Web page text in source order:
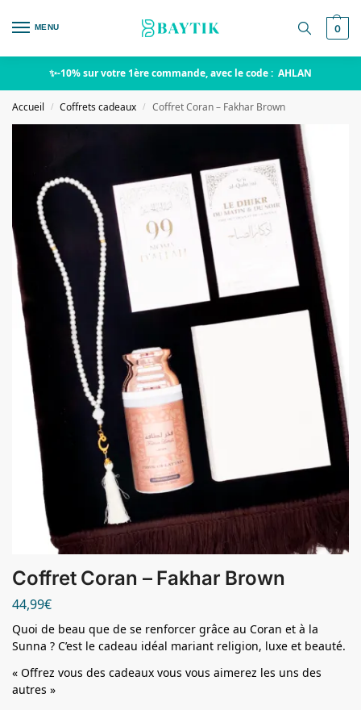
MENU 0
✨-10% sur votre 1ère commande, avec le code : AHLAN
Accueil / Coffrets cadeaux / Coffret Coran – Fakhar Brown
Coffret Coran – Fakhar Brown
44,99€
Quoi de beau que de se renforcer grâce au Coran et à la
Sunna ? C’est le cadeau idéal mariant religion, luxe et beauté.
« Offrez vous des cadeaux vous vous aimerez les uns des
autres »